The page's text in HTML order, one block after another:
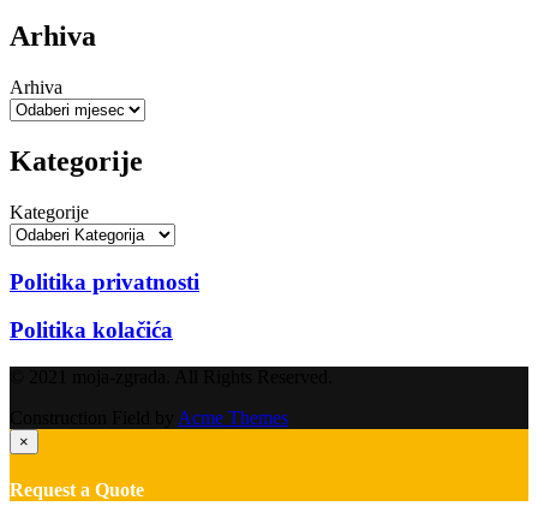
Arhiva
Arhiva
Kategorije
Kategorije
Politika privatnosti
Politika kolačića
Acme Themes
×
Request a Quote